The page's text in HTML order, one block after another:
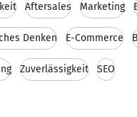
Aftersales Marketing
Denken E-Commerce
Zuverlässigkeit SEO